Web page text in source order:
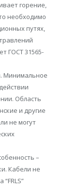
горение,
необходимо
путях,
ГОСТ 31565-
Минимальное
Область
и другие
не могут
–
Кабели не